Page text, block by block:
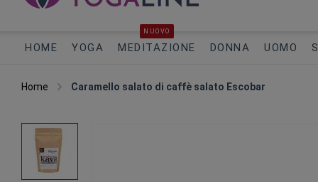
HOME YOGA MEDITAZIONE
NUOVO
DONNA UOMO
Home Caramello salato di caffè salato Escobar
Vai
alla
fine
della